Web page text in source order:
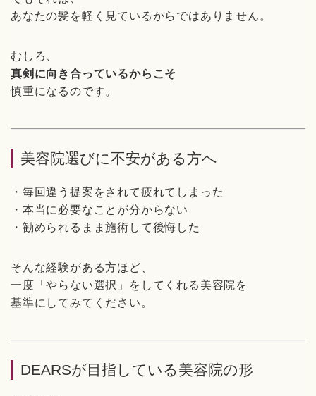
あなたの髪を軽く見ているからではありません。
むしろ、
真剣に向き合っているからこそ
慎重になるのです。
美容院選びに不安がある方へ
・毎回違う提案をされて疲れてしまった
・本当に必要なことが分からない
・勧められるまま施術して後悔した
そんな経験がある方ほど、
一度「やらない選択」をしてくれる美容院を
基準にしてみてください。
DEARSが目指している美容院の形